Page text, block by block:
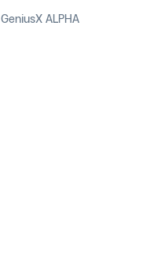
GeniusX ALPHA